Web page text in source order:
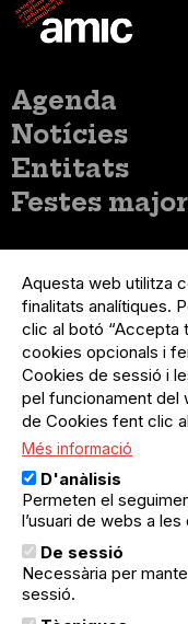
Menú
principal
Agenda
Notícies
Entitats
Festes
del
compte
d'usuari
Menú
usuari
no
loggat
Registre
Menú
Peu
Sobre el
Preguntes
Contacte
Menú
Legal
Política de privacitat
Avís legal
Política de cookies
El Quèdequè no es fa
programades; en són
organitzadors.
Aquesta web utilitza
finalitats analítiques.
clic al botó “Accepta
cookies opcionals i
Cookies de sessió i
pel funcionament del
de Cookies fent clic
Més informació
D'anàlisis
Permeten el
l’usuari de webs a
De sessió
Necessària per
sessió.